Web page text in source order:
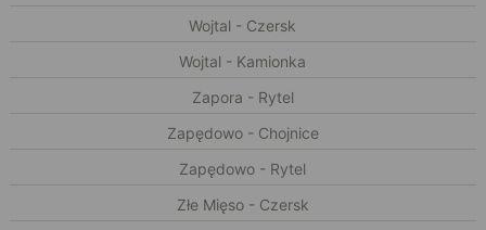
Wojtal - Czersk
Wojtal - Kamionka
Zapora - Rytel
Zapędowo - Chojnice
Zapędowo - Rytel
Złe Mięso - Czersk